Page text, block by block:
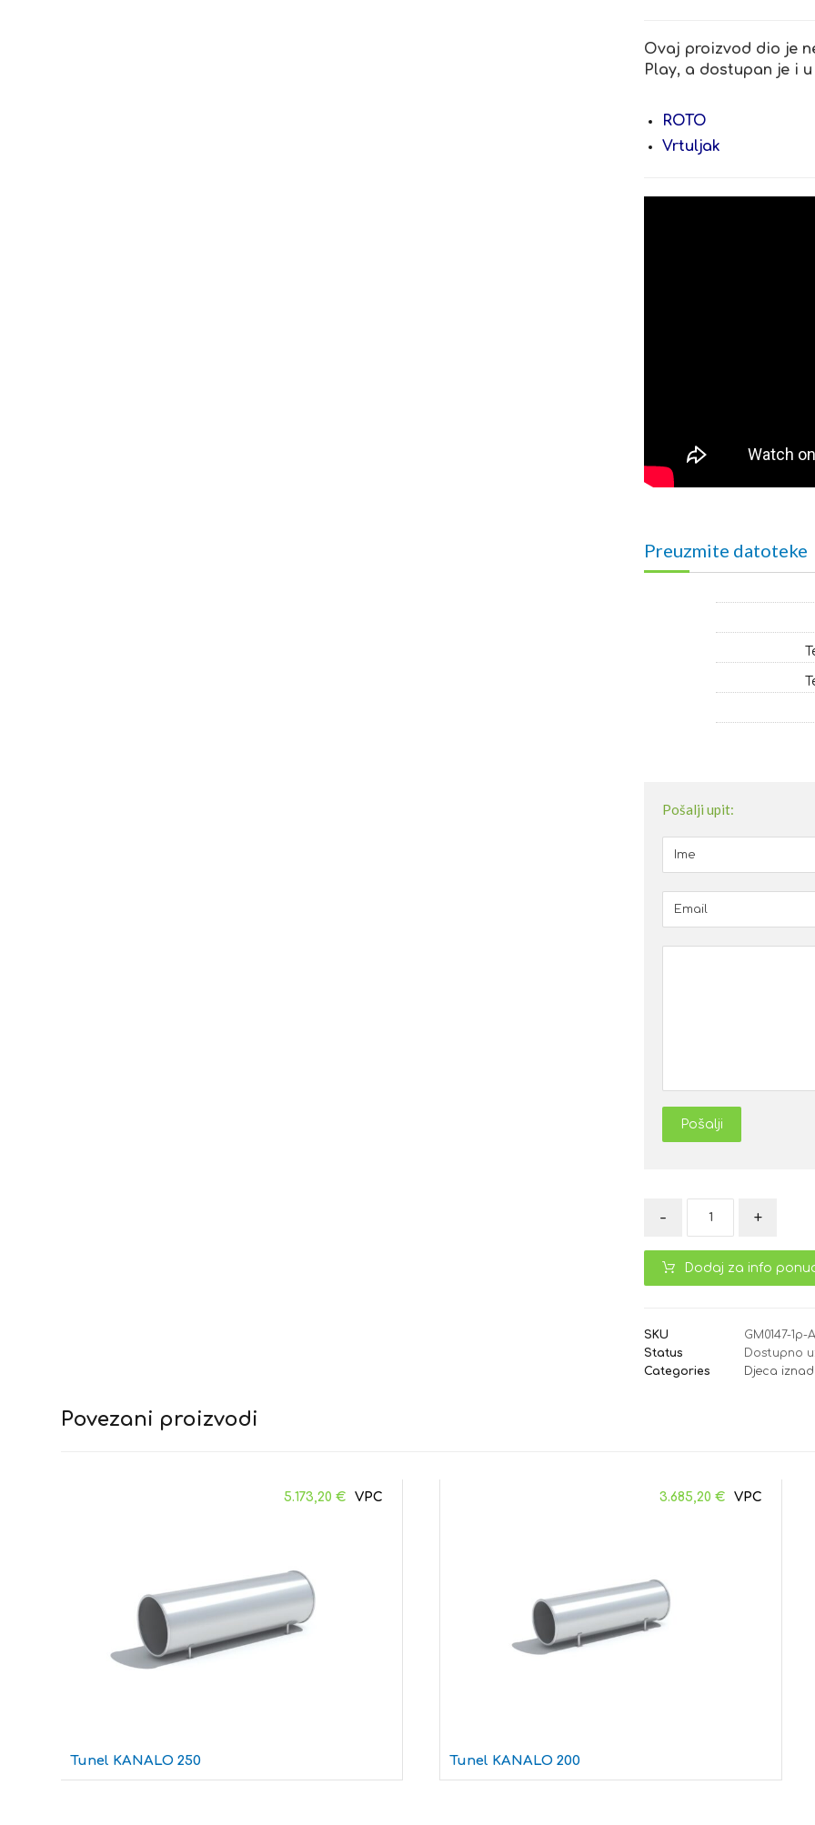
Ovaj proizvod dio je
Play, a dostupan je i
ROTO
Vrtuljak
Preuzmite datoteke
Pošalji upit:
Pošalji
- +
Dodaj za info
SKU
GM0147-1p-A
Status
Dostupno
Categories
Djeca
Povezani proizvodi
Tunel KANALO 250
5.173,20€
Tunel KANALO 200
3.685,20€